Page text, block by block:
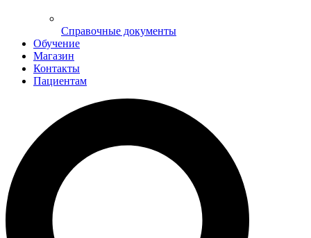
Справочные документы
Обучение
Магазин
Контакты
Пациентам